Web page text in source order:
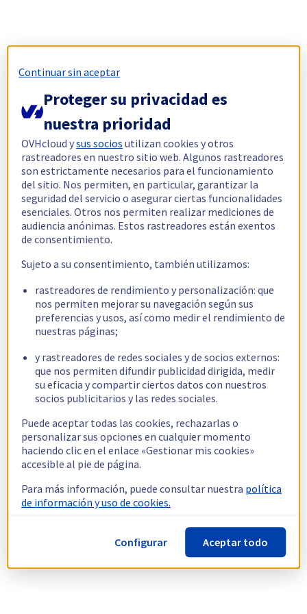
Continuar sin aceptar
Proteger su privacidad es
nuestra prioridad
OVHcloud ysus socios utilizan cookies y otros
rastreadores en nuestro sitio web. Algunos rastreadores
son estrictamente necesarios para el funcionamiento
del sitio. Nos permiten, en particular, garantizar la
seguridad del servicio o asegurar ciertas funcionalidades
esenciales. Otros nos permiten realizar mediciones de
audiencia anónimas. Estos rastreadores están exentos
de consentimiento.
Sujeto a su consentimiento, también utilizamos:
rastreadores de rendimiento y personalización: que
nos permiten mejorar su navegación según sus
preferencias y usos, así como medir el rendimiento de
nuestras páginas;
y rastreadores de redes sociales y de socios externos:
que nos permiten difundir publicidad dirigida, medir
su eficacia y compartir ciertos datos con nuestros
socios publicitarios y las redes sociales.
Puede aceptar todas las cookies, rechazarlas o
personalizar sus opciones en cualquier momento
haciendo clic en el enlace «Gestionar mis cookies»
accesible al pie de página.
Para más información, puede consultar nuestra política
de información y uso de cookies.
Configurar Aceptar todo